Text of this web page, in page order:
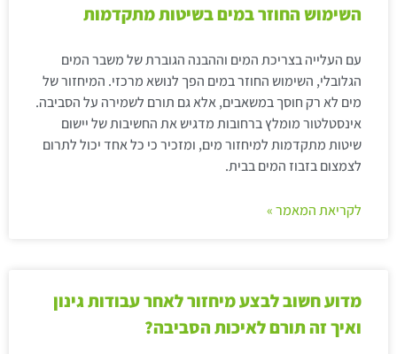
השימוש החוזר במים בשיטות מתקדמות
עם העלייה בצריכת המים וההבנה הגוברת של משבר המים
הגלובלי, השימוש החוזר במים הפך לנושא מרכזי. המיחזור של
מים לא רק חוסך במשאבים, אלא גם תורם לשמירה על הסביבה.
אינסטלטור מומלץ ברחובות מדגיש את החשיבות של יישום
שיטות מתקדמות למיחזור מים, ומזכיר כי כל אחד יכול לתרום
לצמצום בזבוז המים בבית.
לקריאת המאמר »
מדוע חשוב לבצע מיחזור לאחר עבודות גינון
ואיך זה תורם לאיכות הסביבה?